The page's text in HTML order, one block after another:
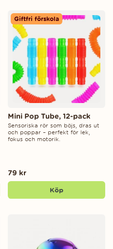
Giftfri förskola
Mini Pop Tube, 12-pack
Sensoriska rör som böjs, dras ut
och poppar – perfekt för lek,
fokus och motorik.
79 kr
Köp